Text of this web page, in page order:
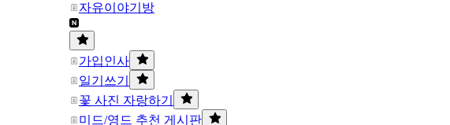
자유이야기방
가입인사
일기쓰기
꽃 사진 자랑하기
미드/영드 추천 게시판